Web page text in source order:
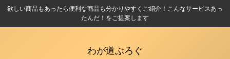
欲しい商品もあったら便利な商品も分かりやすくご紹介！こんなサービスあっ
たんだ！をご提案します
わが道ぶろぐ